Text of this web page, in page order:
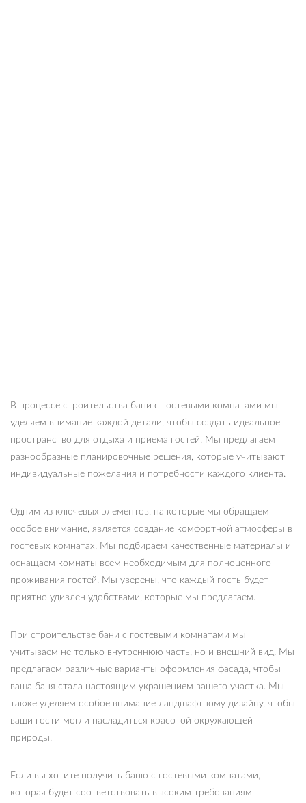
В процессе строительства бани с гостевыми комнатами мы
уделяем внимание каждой детали, чтобы создать идеальное
пространство для отдыха и приема гостей. Мы предлагаем
разнообразные планировочные решения, которые учитывают
индивидуальные пожелания и потребности каждого клиента.
Одним из ключевых элементов, на которые мы обращаем
особое внимание, является создание комфортной атмосферы в
гостевых комнатах. Мы подбираем качественные материалы и
оснащаем комнаты всем необходимым для полноценного
проживания гостей. Мы уверены, что каждый гость будет
приятно удивлен удобствами, которые мы предлагаем.
При строительстве бани с гостевыми комнатами мы
учитываем не только внутреннюю часть, но и внешний вид. Мы
предлагаем различные варианты оформления фасада, чтобы
ваша баня стала настоящим украшением вашего участка. Мы
также уделяем особое внимание ландшафтному дизайну, чтобы
ваши гости могли насладиться красотой окружающей
природы.
Если вы хотите получить баню с гостевыми комнатами,
которая будет соответствовать высоким требованиям